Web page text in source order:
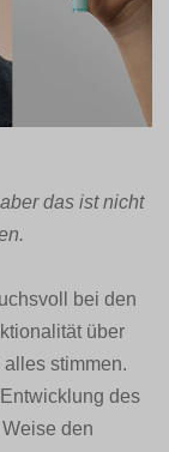
das ist nicht
bei den
über
stimmen.
des
den